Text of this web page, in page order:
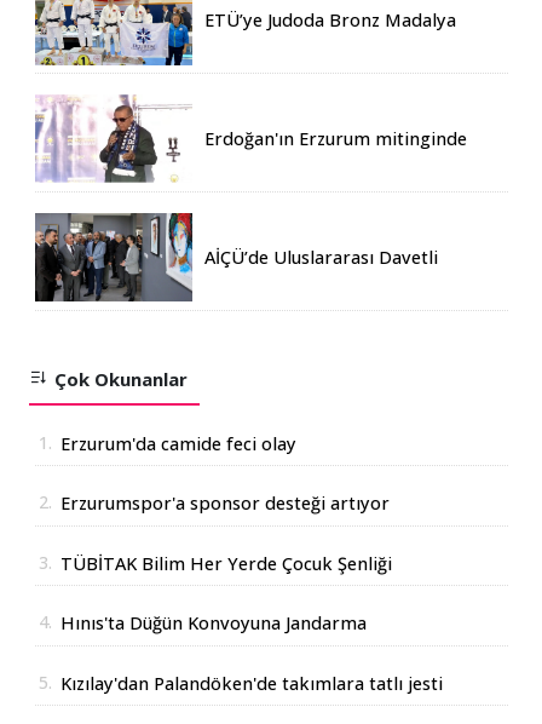
ETÜ’ye Judoda Bronz Madalya
Erdoğan'ın Erzurum mitinginde
AİÇÜ’de Uluslararası Davetli
Çok Okunanlar
1. Erzurum'da camide feci olay
2. Erzurumspor'a sponsor desteği artıyor
3. TÜBİTAK Bilim Her Yerde Çocuk Şenliği
4. Hınıs'ta Düğün Konvoyuna Jandarma
5. Kızılay'dan Palandöken'de takımlara tatlı jesti